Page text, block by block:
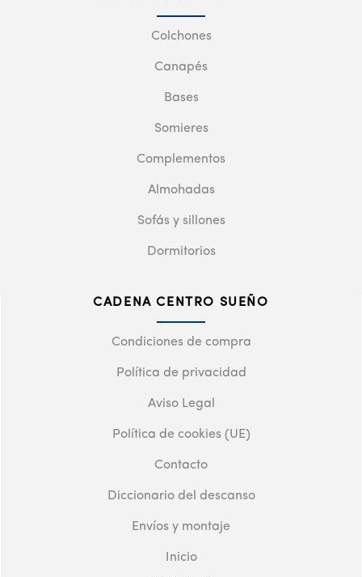
Colchones
Canapés
Bases
Somieres
Complementos
Almohadas
Sofás y sillones
Dormitorios
CADENA CENTRO SUEÑO
Condiciones de compra
Política de privacidad
Aviso Legal
Política de cookies (UE)
Contacto
Diccionario del descanso
Envíos y montaje
Inicio